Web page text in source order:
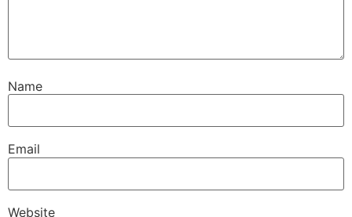
Name
Email
Website